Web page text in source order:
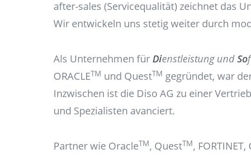
after-sales (Servicequalität) zeichnet das
Wir entwickeln uns stetig weiter durch
Als Unternehmen fürDienstleistung undSo
ORACLETM und QuestTM gegründet, war
Inzwischen ist die Diso AG zu einer
und Spezialisten avanciert.
Partner wie OracleTM, QuestTM,